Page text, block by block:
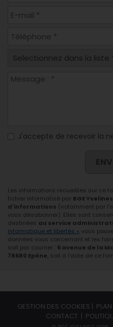
J'accepte de recevoir la
Les informations recueillies sur ce
fichier informatisé par BGE Yvelines
d'informations (notamment par
vous désabonner). Elles sont
destinées au service
informatique et libertés » , vous
données vous concernant et les
soit par courrier :
6 avenue de la
78680 Epône , soit à l'aide de ce
GESTION DES COOKIES |
CONTACT |